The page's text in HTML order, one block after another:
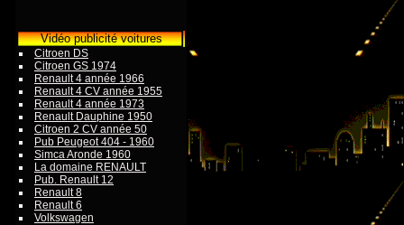
Vidéo publicité voitures
Citroen DS
Citroen GS 1974
Renault 4 année 1966
Renault 4 CV année 1955
Renault 4 année 1973
Renault Dauphine 1950
Citroen 2 CV année 50
Pub Peugeot 404 - 1960
Simca Aronde 1960
La domaine RENAULT
Pub. Renault 12
Renault 8
Renault 6
Volkswagen